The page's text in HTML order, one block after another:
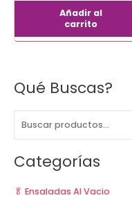
Qué Buscas?
B
c
a
p
Categorías
🥬 Ensaladas Al Vacio
Añadir al
carrito